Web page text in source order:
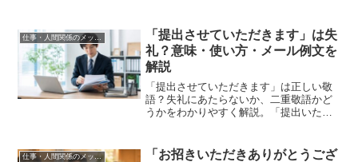
仕事・人間関係のメッセージ
「提出させていただきます」は失
礼？意味・使い方・メール例文を
解説
「提出させていただきます」は正しい敬
語？失礼にあたらないか、二重敬語かど
うかをわかりやすく解説。「提出いたし
仕事・人間関係のメッセージ
「お招きいただきありがとうござ